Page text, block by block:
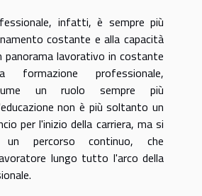
infatti, è sempre più
costante e alla capacità
panorama lavorativo in costante
formazione professionale,
un ruolo sempre più
non è più soltanto un
per l'inizio della carriera, ma si
percorso continuo, che
lungo tutto l'arco della